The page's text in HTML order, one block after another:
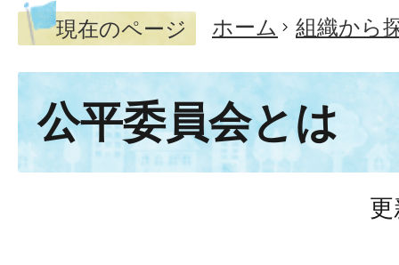
現在のページ ホーム 組織から
公平委員会とは